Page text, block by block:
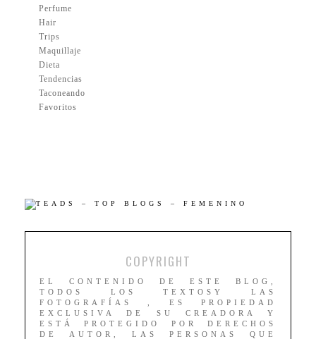
Perfume
Hair
Trips
Maquillaje
Dieta
Tendencias
Taconeando
Favoritos
COPYRIGHT
EL CONTENIDO DE ESTE BLOG,
TODOS LOS TEXTOSY LAS
FOTOGRAFÍAS , ES PROPIEDAD
EXCLUSIVA DE SU CREADORA Y
ESTÁ PROTEGIDO POR DERECHOS
DE AUTOR, LAS PERSONAS QUE